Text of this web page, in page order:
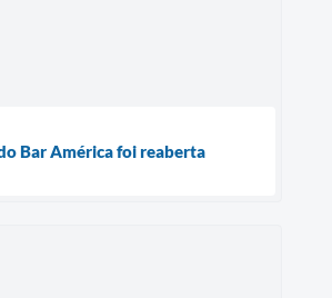
Bar América foi reaberta